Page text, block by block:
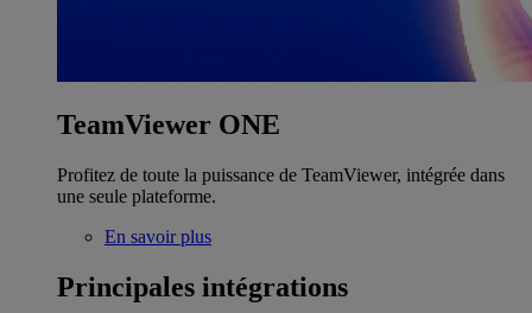
TeamViewer ONE
Profitez de toute la puissance de TeamViewer, intégrée dans
une seule plateforme.
En savoir plus
Principales intégrations